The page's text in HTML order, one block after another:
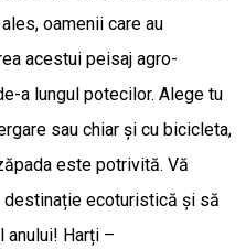
oamenii care au
acestui peisaj agro-
a lungul potecilor. Alege tu
sau chiar și cu bicicleta,
este potrivită. Vă
ecoturistică și să
anului! Harți –